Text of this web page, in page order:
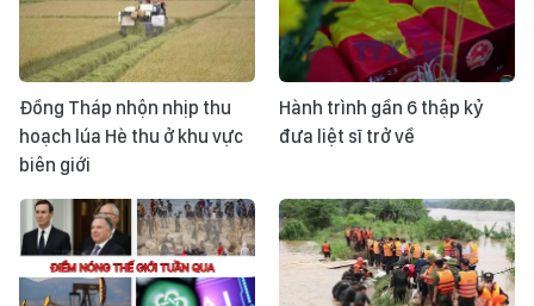
Đồng Tháp nhộn nhịp thu
hoạch lúa Hè thu ở khu vực
biên giới
Hành trình gần 6 thập kỷ
đưa liệt sĩ trở về